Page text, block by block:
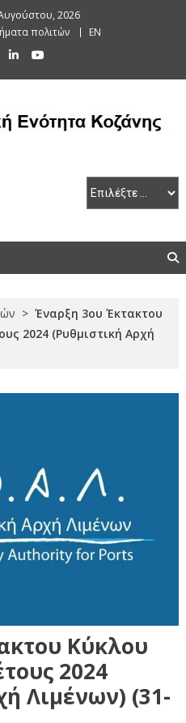
2026
πολιτών EN
> Έναρξη 3ου Έκτακτου
2024 (Ρυθμιστική Αρχή
Κύκλου
2024
Λιμένων) (31-